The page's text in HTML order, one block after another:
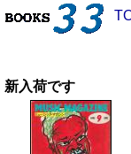
新入荷です